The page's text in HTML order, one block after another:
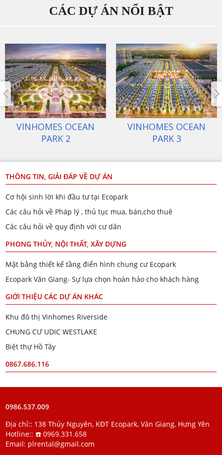
CÁC DỰ ÁN NỔI BẬT
ECOPARK VĂN GIANG
VINHOMES OCEAN
PARK 1
THÔNG TIN, GIẢI ĐÁP VỀ DỰ ÁN
Cơ hội sinh lời khi đầu tư tại Ecopark
Các câu hỏi về Pháp lý , thủ tục mua, bán,cho thuê
Các câu hỏi về quy định với cư dân
PHONG THỦY, NỘI THẤT, XÂY DỰNG
Mặt bằng thiết kế tầng điển hình chung cư Ecopark
Ecopark Văn Giang- Sự lựa chọn hoàn hảo cho khách hàng
GIỚI THIỆU CÁC DỰ ÁN KHÁC
Khu đô thị Vinhomes Riverside
CHUNG CƯ UDIC WESTLAKE
Biệt thự Hồ Tây
0867.686.116
0986.537.009
Địa chỉ:: 138 Thủy Nguyên, KĐT Ecopark, Văn Giang, Hưng Yên
Hotline:: ☎️ 0969.331.658
Email: plrental@gmail.com